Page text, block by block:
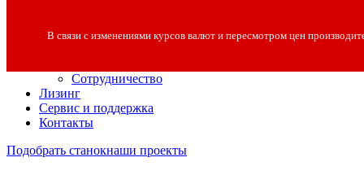
В связи с изменениями курсов валют и пересмотром цен
О компании
Сотрудничество
Лизинг
Сервис и поддержка
Контакты
Подобрать станокнаши проекты